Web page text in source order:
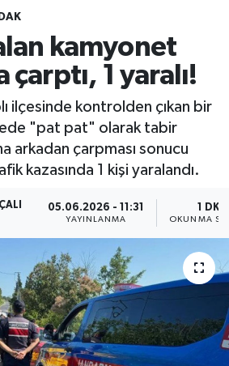
kamyonet
1 yaralı!
ilçesinde kontrolden çıkan bir
"pat pat" olarak tabir
arkadan çarpması sonucu
kazasında 1 kişi yaralandı.
05.06.2026 - 11:31
YAYINLANMA
1 DK
OKUNMA